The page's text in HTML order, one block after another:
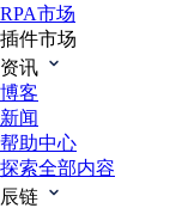
RPA市场
插件市场
资讯
博客
新闻
帮助中心
探索全部内容
辰链